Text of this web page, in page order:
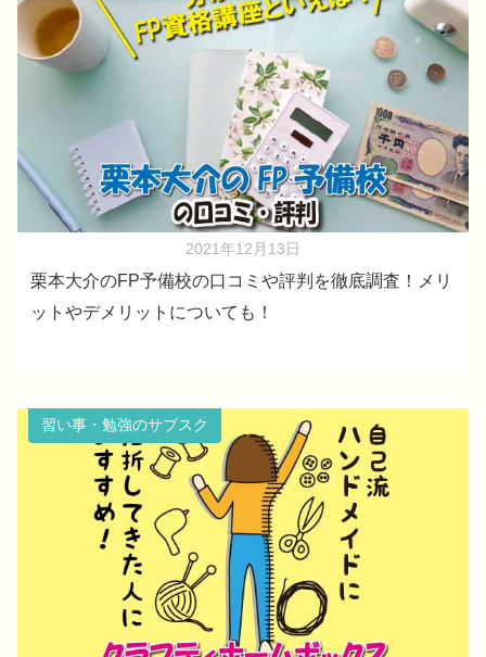
2021年12月13日
栗本大介のFP予備校の口コミや評判を徹底調査！メリ
ットやデメリットについても！
習い事・勉強のサブスク